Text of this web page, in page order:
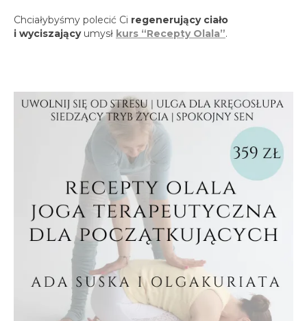
Chciałybyśmy polecić Ci regenerujący ciało
i wyciszającyumysł kurs “Recepty Olala”.